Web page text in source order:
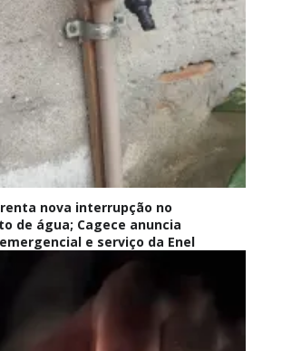
nova interrupção no
de água; Cagece anuncia
e serviço da Enel